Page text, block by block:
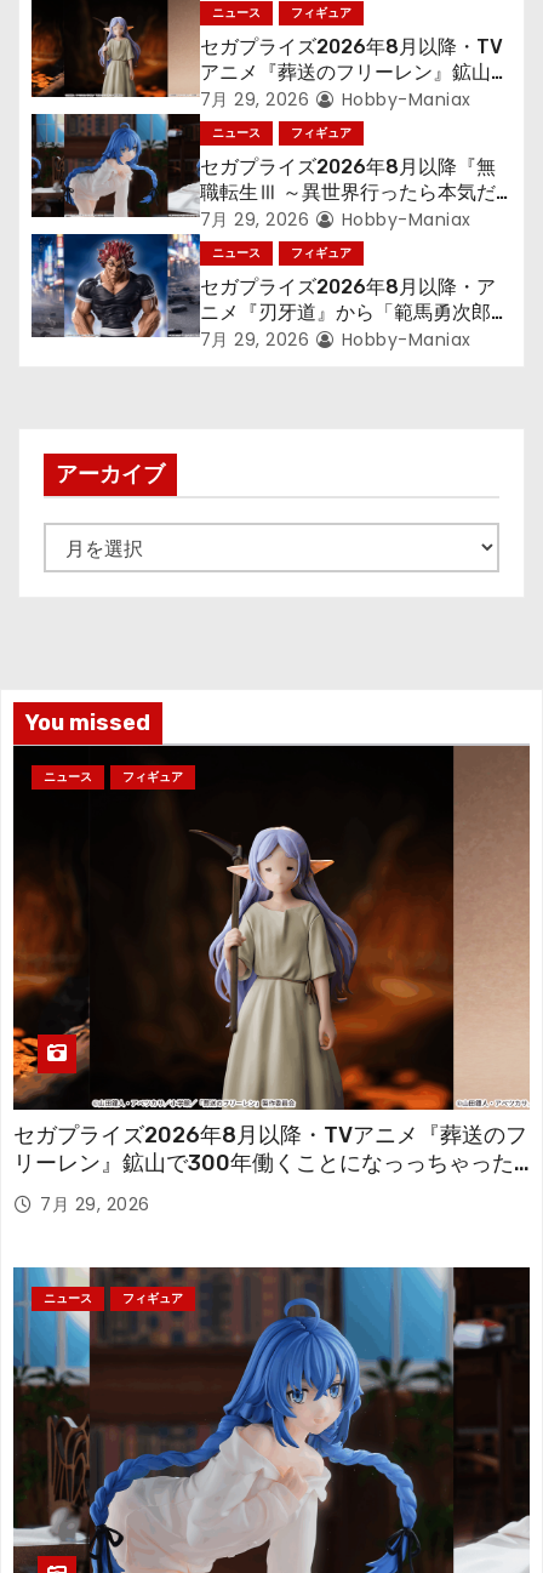
シ
ョ
ン
ニュース フィギュア
セガプライズ2026年8月以降・TV
アニメ『葬送のフリーレン』鉱山で
300年働くことになっっちゃった
「フリーレン」を立体化！
7月 29, 2026 Hobby-Maniax
ニュース フィギュア
セガプライズ2026年8月以降『無
職転生Ⅲ ～異世界行ったら本気だ
す～』から「ロキシー」のフィギュ
アが登場！
7月 29, 2026 Hobby-Maniax
ニュース フィギュア
セガプライズ2026年8月以降・ア
ニメ『刃牙道』から「範馬勇次郎」
が登場ッッ!!
7月 29, 2026 Hobby-Maniax
アーカイブ
ー
You missed
ニュース フィギュア
セガプライズ2026年8月以降・TVアニメ『葬送のフ
リーレン』鉱山で300年働くことになっっちゃった
「フリーレン」を立体化！
7月 29, 2026
ニュース フィギュア